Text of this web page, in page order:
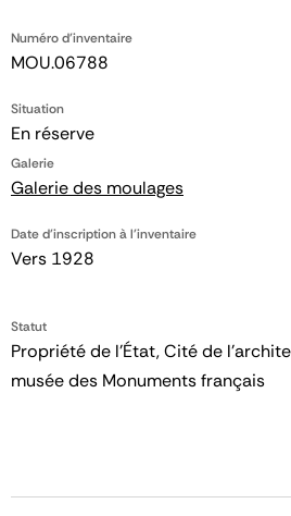
Numéro d'inventaire
MOU.06788
Situation
En réserve
Galerie
Galerie des moulages
Date d'inscription à l'inventaire
Vers 1928
Statut
Propriété de l’État, Cité de
musée des Monuments français